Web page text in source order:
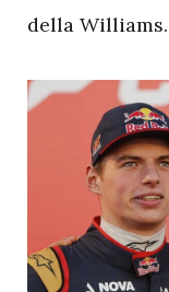
della Williams.